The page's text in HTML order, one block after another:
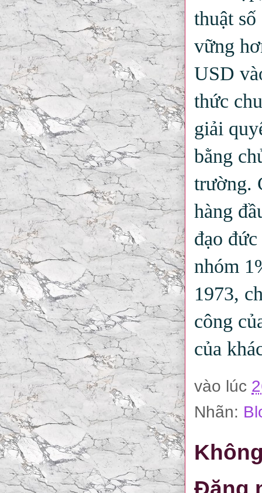
thuật
vững
USD
thức
giải
bằng
trường.
hàng
đạo
nhóm
1973,
công
của
vào lúc
Nhãn: